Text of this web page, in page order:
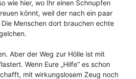
wie hier, wo Ihr einen Schnupfen
könnt, weil der nach ein paar
Menschen dort brauchen echte
Aber der Weg zur Hölle ist mit
Wenn Eure „Hilfe“ es schon
mit wirkungslosem Zeug noch